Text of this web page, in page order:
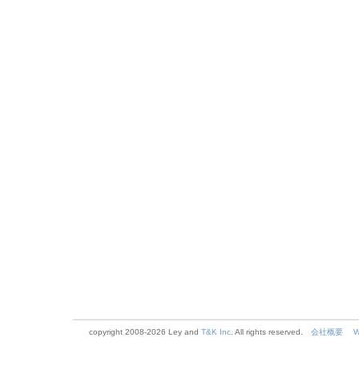
copyright 2008-2026 Ley and T&K Inc . All rights reserved. 会社概要